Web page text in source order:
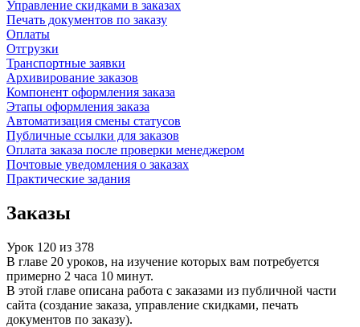
Управление скидками в заказах
Печать документов по заказу
Оплаты
Отгрузки
Транспортные заявки
Архивирование заказов
Компонент оформления заказа
Этапы оформления заказа
Автоматизация смены статусов
Публичные ссылки для заказов
Оплата заказа после проверки менеджером
Почтовые уведомления о заказах
Практические задания
Заказы
Урок 120 из 378
В главе 20 уроков, на изучение которых вам потребуется
примерно 2 часа 10 минут.
В этой главе описана работа с заказами из публичной части
сайта (создание заказа, управление скидками, печать
документов по заказу).